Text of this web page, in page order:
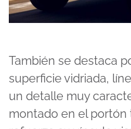
También se destaca
superficie vidriada,
un detalle muy
montado en el portón